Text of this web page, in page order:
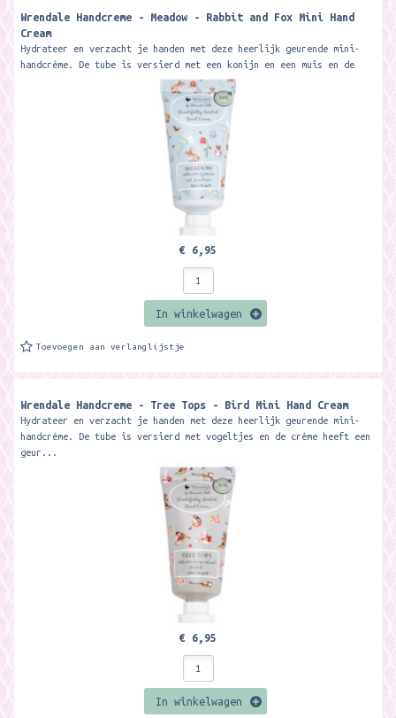
Wrendale Handcreme - Meadow - Rabbit and Fox Mini Hand
Cream
Hydrateer en verzacht je handen met deze heerlijk geurende mini-
handcrème. De tube is versierd met een konijn en een muis en de
€ 6,95
In winkelwagen
Toevoegen aan verlanglijstje
Wrendale Handcreme - Tree Tops - Bird Mini Hand Cream
Hydrateer en verzacht je handen met deze heerlijk geurende mini-
handcrème. De tube is versierd met vogeltjes en de crème heeft een
geur...
€ 6,95
In winkelwagen